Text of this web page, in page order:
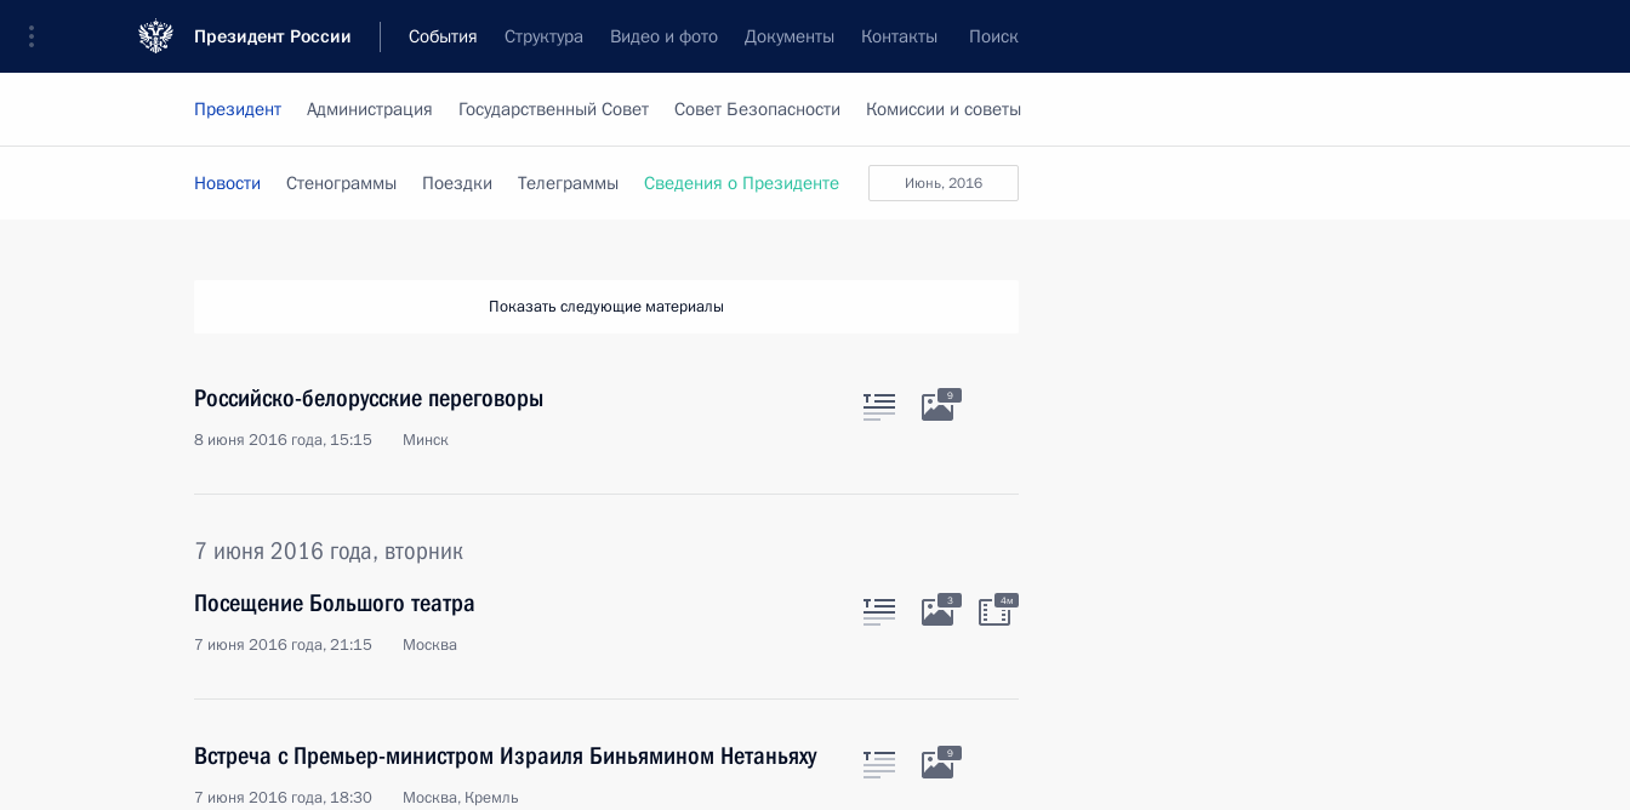
Президент России События Структура Видео и фото Документы Контакты Поиск
Президент Администрация Государственный Совет Совет Безопасности Комиссии и советы
июнь, 2016
Новости Стенограммы Поездки Телеграммы Сведения о Президенте
Показать следующие материалы
Российско-белорусские переговоры
8 июня 2016 года, 15:15 Минск
9
7 июня 2016 года, вторник
Посещение Большого театра
7 июня 2016 года, 21:15 Москва
3 4м
Встреча с Премьер-министром Израиля Биньямином Нетаньяху
7 июня 2016 года, 18:30 Москва, Кремль
9